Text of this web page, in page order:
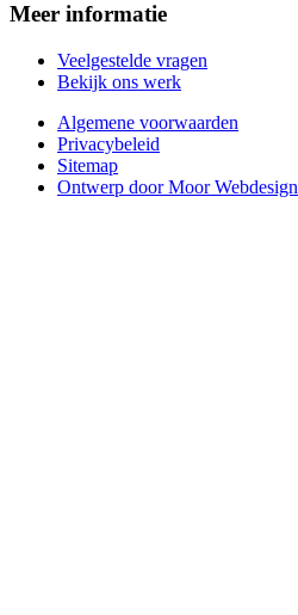
Meer informatie
Veelgestelde vragen
Bekijk ons werk
Algemene voorwaarden
Privacybeleid
Sitemap
Ontwerp door Moor Webdesign